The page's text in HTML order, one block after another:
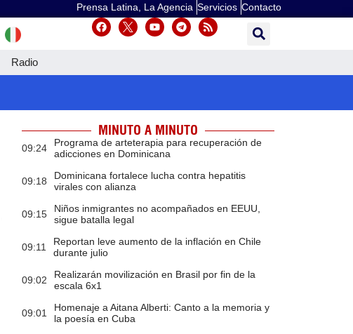
Prensa Latina, La Agencia Servicios Contacto
Radio
MINUTO A MINUTO
09:24
Programa de arteterapia para recuperación de
adicciones en Dominicana
09:18
Dominicana fortalece lucha contra hepatitis
virales con alianza
09:15
Niños inmigrantes no acompañados en EEUU,
sigue batalla legal
09:11
Reportan leve aumento de la inflación en Chile
durante julio
09:02
Realizarán movilización en Brasil por fin de la
escala 6x1
09:01
Homenaje a Aitana Alberti: Canto a la memoria y
la poesía en Cuba